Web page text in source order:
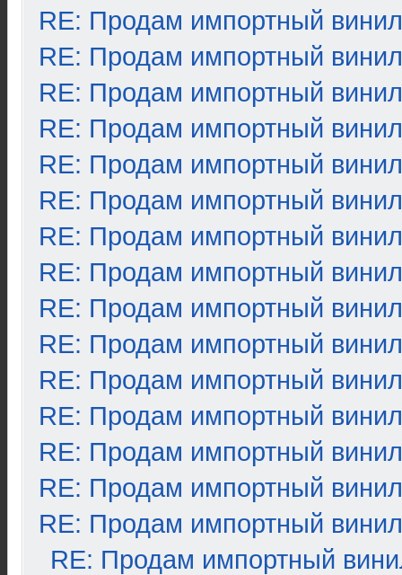
RE: Продам импортный винил
RE: Продам импортный винил
RE: Продам импортный винил
RE: Продам импортный винил
RE: Продам импортный винил
RE: Продам импортный винил
RE: Продам импортный винил
RE: Продам импортный винил
RE: Продам импортный винил
RE: Продам импортный винил
RE: Продам импортный винил
RE: Продам импортный винил
RE: Продам импортный винил
RE: Продам импортный винил
RE: Продам импортный винил
RE: Продам импортный